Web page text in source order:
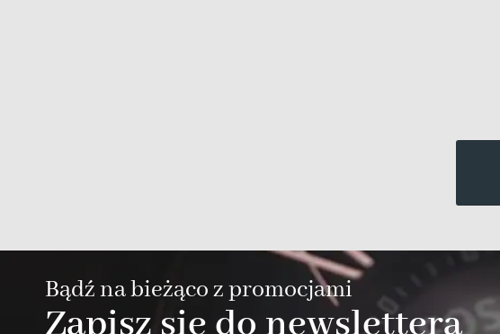
Bądź na bieżąco z promocjami
Zapisz się do newslettera